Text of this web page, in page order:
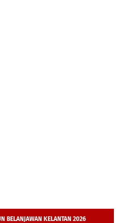
BELANJAWAN KELANTAN 2026